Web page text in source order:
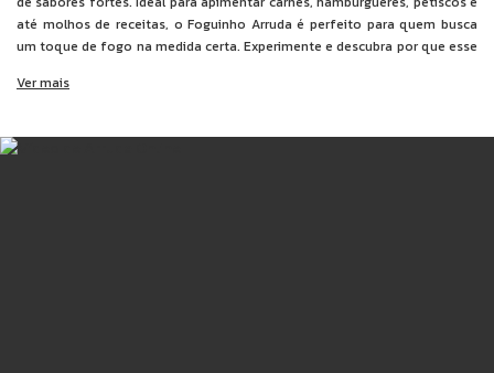
até molhos de receitas, o Foguinho Arruda é perfeito para quem busca
um toque de fogo na medida certa. Experimente e descubra por que esse
espessante goma xantana e conservante benzoato de sódio.
Ver mais